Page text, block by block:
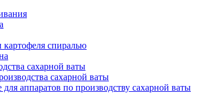
картофеля спиралью
сахарной ваты
сахарной ваты
аппаратов по производству сахарной ваты